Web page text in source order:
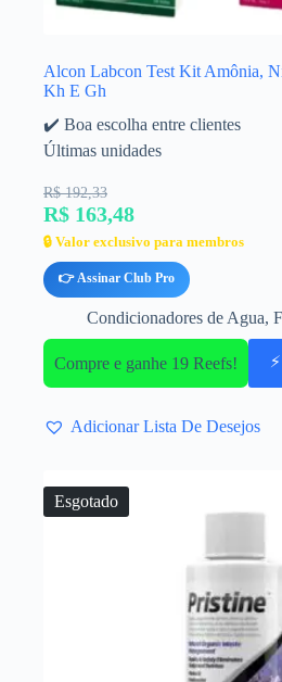
Alcon Labcon Test Kit Amônia,
Kh E Gh
✔️ Boa escolha entre clientes
Últimas unidades
R$ 192,33
R$ 163,48
🔒 Valor exclusivo para membros
👉 Assinar Club Pro
Condicionadores de Agua,
Compre e ganhe 19 Reefs!
Adicionar Lista De Desejos
Esgotado